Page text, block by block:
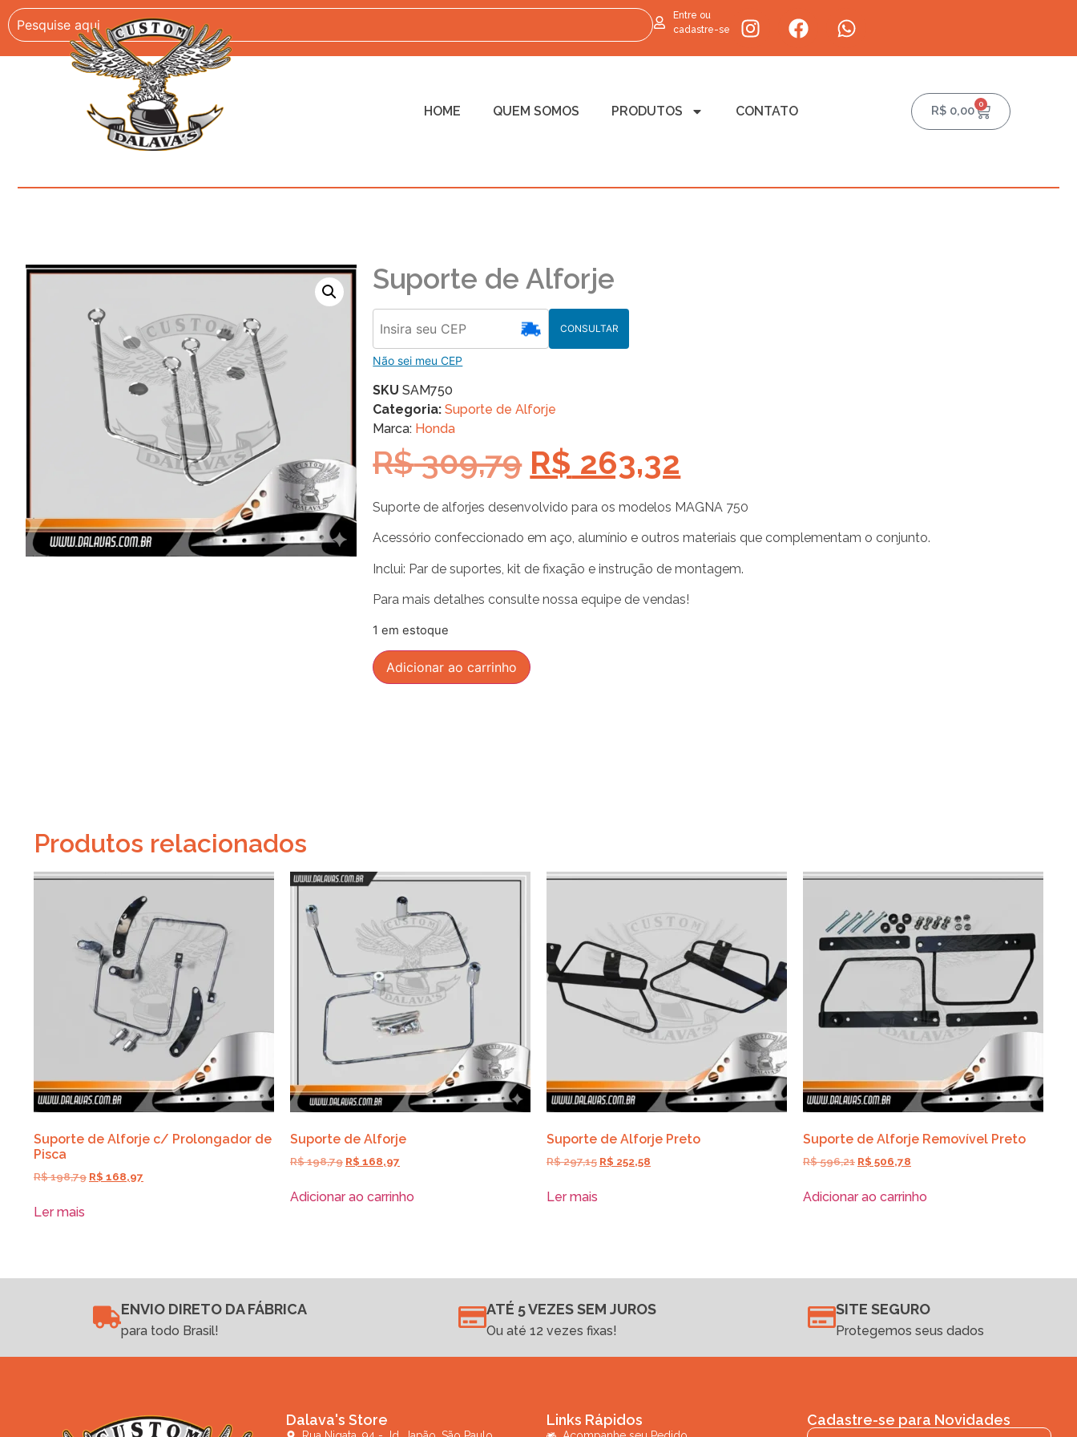
Entre ou
cadastre-se
HOME QUEM SOMOS PRODUTOS CONTATO R$ 0,00 0
Suporte de Alforje
CONSULTAR
Não sei meu CEP
SKUSAM750
Categoria: Suporte de Alforje
Marca: Honda
R$309,79 R$ 263,32
Suporte de alforjes desenvolvido para os modelos MAGNA 750
Acessório confeccionado em aço, alumínio e outros materiais que complementam o conjunto.
Inclui: Par de suportes, kit de fixação e instrução de montagem.
Para mais detalhes consulte nossa equipe de vendas!
1 em estoque
Adicionar ao carrinho
Produtos relacionados
Suporte de Alforje c/ Prolongador de
Pisca
R$198,79 R$ 168,97
Ler mais
Suporte de Alforje
R$198,79 R$ 168,97
Adicionar ao carrinho
Suporte de Alforje Preto
R$297,15 R$ 252,58
Ler mais
Suporte de Alforje Removível Preto
R$596,21 R$ 506,78
Adicionar ao carrinho
ENVIO DIRETO DA FÁBRICA
para todo Brasil!
ATÉ 5 VEZES SEM JUROS
Ou até 12 vezes fixas!
SITE SEGURO
Protegemos seus dados
Dalava's Store Links Rápidos Cadastre-se para Novidades